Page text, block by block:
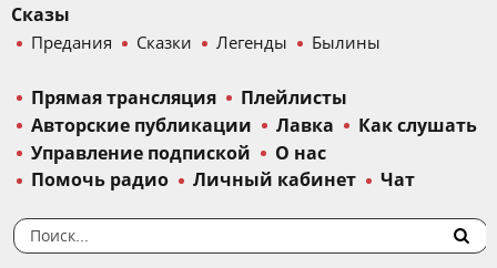
Сказы
Предания Сказки Легенды Былины
Прямая трансляция
Плейлисты
Авторские публикации
Лавка
Как слушать
Управление подпиской
О нас
Помочь радио
Личный кабинет Чат